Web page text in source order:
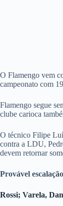
O Flamengo vem
campeonato com
Flamengo segue
clube carioca
O técnico Filipe
contra a LDU,
devem retornar
Provável
Rossi; Varela,